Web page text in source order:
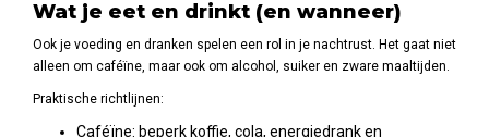
Wat je eet en drinkt (en wanneer)
Ook je voeding en dranken spelen een rol in je nachtrust. Het gaat niet
alleen om caféïne, maar ook om alcohol, suiker en zware maaltijden.
Praktische richtlijnen:
Caféïne: beperk koffie, cola, energiedrank en